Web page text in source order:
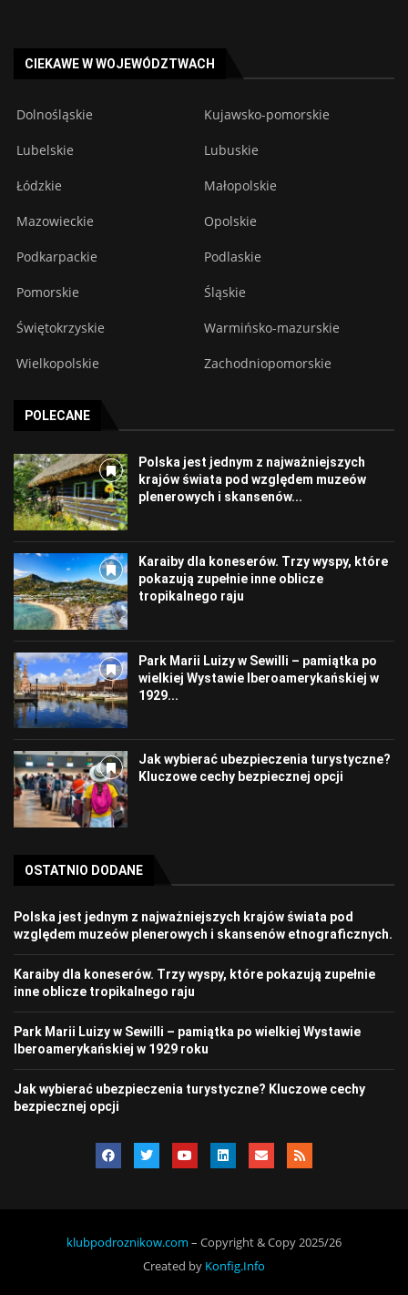
CIEKAWE W WOJEWÓDZTWACH
Dolnośląskie Kujawsko-pomorskie
Lubelskie Lubuskie
Łódzkie Małopolskie
Mazowieckie Opolskie
Podkarpackie Podlaskie
Pomorskie Śląskie
Świętokrzyskie Warmińsko-mazurskie
Wielkopolskie Zachodniopomorskie
POLECANE
Polska jest jednym z najważniejszych
krajów świata pod względem muzeów
plenerowych i skansenów...
Karaiby dla koneserów. Trzy wyspy, które
pokazują zupełnie inne oblicze
tropikalnego raju
Park Marii Luizy w Sewilli – pamiątka po
wielkiej Wystawie Iberoamerykańskiej w
1929...
Jak wybierać ubezpieczenia turystyczne?
Kluczowe cechy bezpiecznej opcji
OSTATNIO DODANE
Polska jest jednym z najważniejszych krajów świata pod
względem muzeów plenerowych i skansenów etnograficznych.
Karaiby dla koneserów. Trzy wyspy, które pokazują zupełnie
inne oblicze tropikalnego raju
Park Marii Luizy w Sewilli – pamiątka po wielkiej Wystawie
Iberoamerykańskiej w 1929 roku
Jak wybierać ubezpieczenia turystyczne? Kluczowe cechy
bezpiecznej opcji
klubpodroznikow.com – Copyright & Copy 2025/26
Created by Konfig.Info